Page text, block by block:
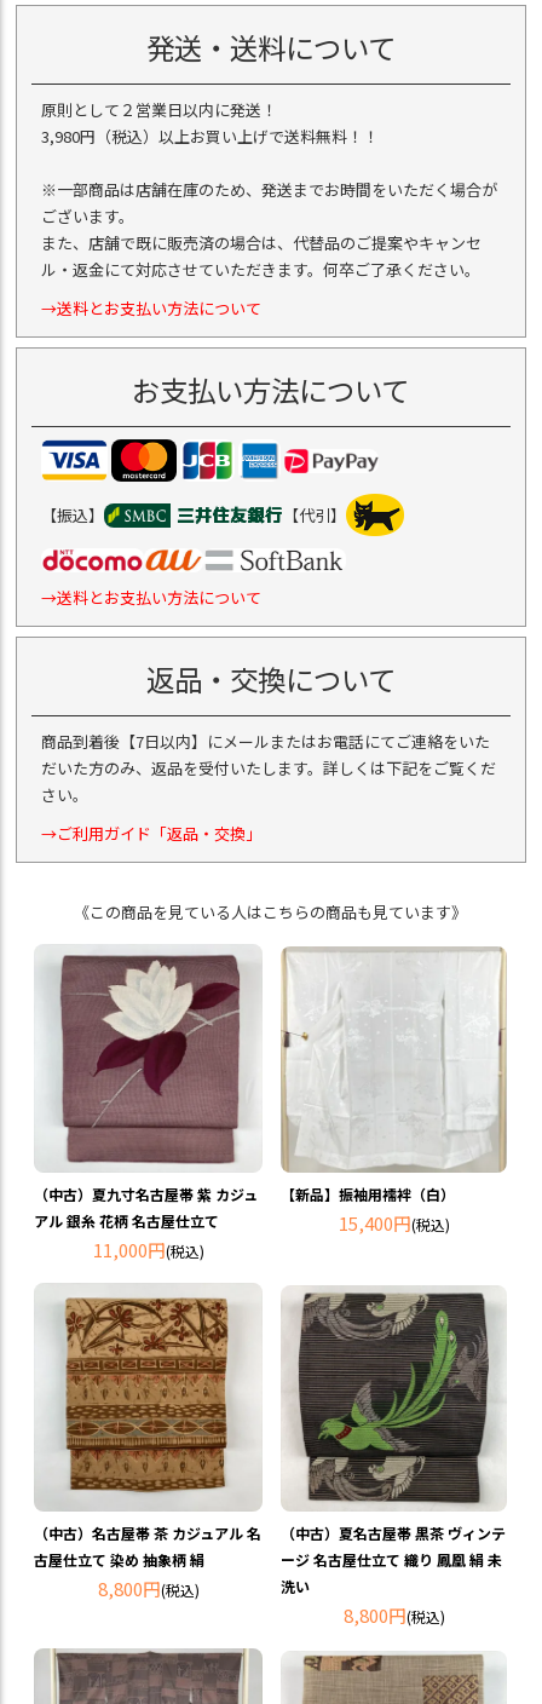
発送・送料について
原則として２営業日以内に発送！
3,980円（税込）以上お買い上げで送料無料！！
※一部商品は店舗在庫のため、発送までお時間をいただく場合が
ございます。
また、店舗で既に販売済の場合は、代替品のご提案やキャンセ
ル・返金にて対応させていただきます。何卒ご了承ください。
→送料とお支払い方法について
お支払い方法について
【振込】 【代引】
→送料とお支払い方法について
返品・交換について
商品到着後【7日以内】にメールまたはお電話にてご連絡をいた
だいた方のみ、返品を受付いたします。詳しくは下記をご覧くだ
さい。
→ご利用ガイド「返品・交換」
《この商品を見ている人はこちらの商品も見ています》
（中古）夏九寸名古屋帯 紫 カジュ
アル 銀糸 花柄 名古屋仕立て
11,000円(税込)
【新品】振袖用襦袢（白）
15,400円(税込)
（中古）名古屋帯 茶 カジュアル 名
古屋仕立て 染め 抽象柄 絹
8,800円(税込)
（中古）夏名古屋帯 黒茶 ヴィンテ
ージ 名古屋仕立て 織り 鳳凰 絹 未
洗い
8,800円(税込)